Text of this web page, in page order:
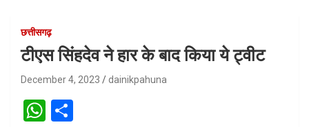
छत्तीसगढ़
टीएस सिंहदेव ने हार के बाद किया ये ट्वीट
December 4, 2023 dainikpahuna
W